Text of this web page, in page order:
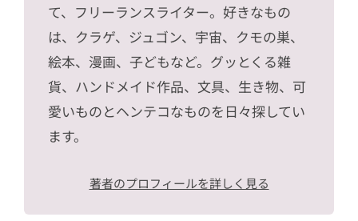
て、フリーランスライター。好きなもの
は、クラゲ、ジュゴン、宇宙、クモの巣、
絵本、漫画、子どもなど。グッとくる雑
貨、ハンドメイド作品、文具、生き物、可
愛いものとヘンテコなものを日々探してい
ます。
著者のプロフィールを詳しく見る